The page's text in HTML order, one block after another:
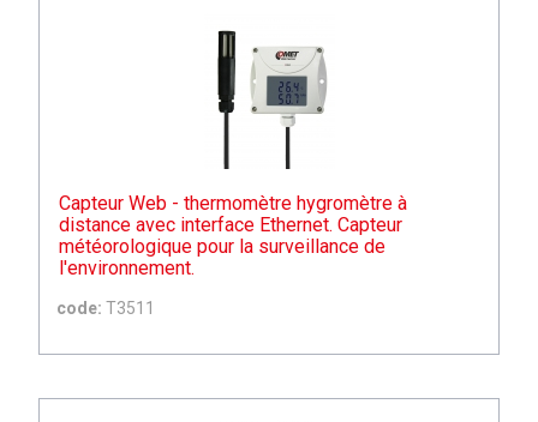
Capteur Web - thermomètre hygromètre à
distance avec interface Ethernet. Capteur
météorologique pour la surveillance de
l'environnement.
code: T3511